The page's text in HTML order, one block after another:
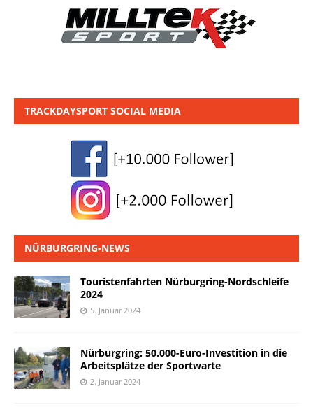
TRACKDAYSPORT SOCIAL MEDIA
NÜRBURGRING-NEWS
Touristenfahrten Nürburgring-Nordschleife
2024
5. Januar 2024
Nürburgring: 50.000-Euro-Investition in die
Arbeitsplätze der Sportwarte
2. Januar 2024